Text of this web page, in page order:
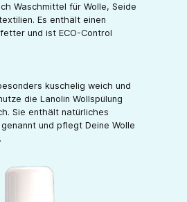
Waschmittel für Wolle, Seide
Es enthält einen
und ist ECO-Control
kuschelig weich und
die Lanolin Wollspülung
Sie enthält natürliches
und pflegt Deine Wolle